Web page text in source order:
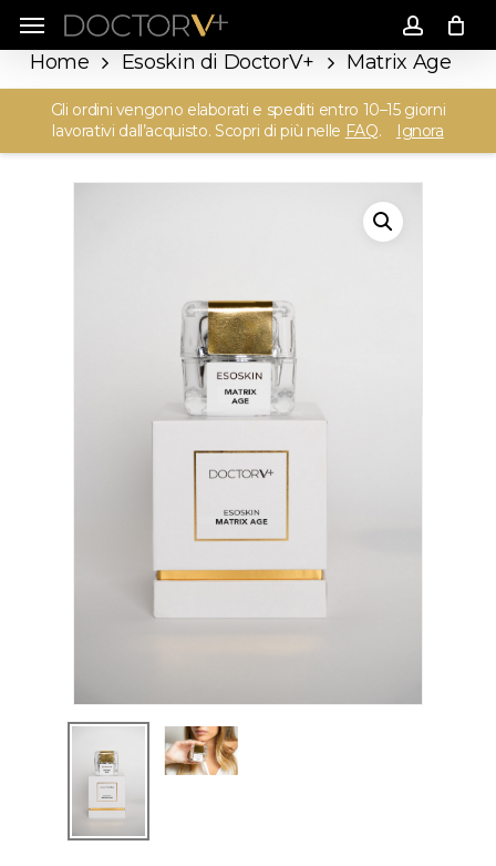
Skip
to
main
content
Menu
Home Esoskin di DoctorV+
Matrix Age
Matrix Age Cream 50ml
Menu
Gli ordini vengono elaborati e spediti entro 10–15 giorni
lavorativi dall’acquisto. Scopri di più nelle FAQ. Ignora